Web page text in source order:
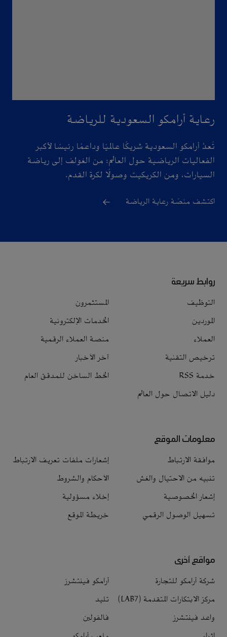
رعاية أرامكو السعودية للرياضة
تُعدُّ أرامكو السعودية شريكًا عالميًا وداعمًا رئيسًا لأكبر
الفعاليات الرياضية حول العالم: من الغولف إلى رياضة
السيارات، ومن الكريكيت وصولًا لكرة القدم.
اكتشف منصّة رعاية الرياضة
روابط سريعة
التوظيف
المستثمرون
الموردين
الخدمات الإلكترونية
العملاء
منصة العملاء الرقمية
ترخيص التقنية
آخر الأخبار
خدمة RSS
الخط الساخن للمدقق العام
دليل الاتصال حول العالم
معلومات الموقع
موافقة الارتباط
إشعارات ملفات تعريف الارتباط
تنبيه من الاحتيال والغش
الأحكام والشروط
إشعار الخصوصية
إخلاء مسؤولية
تسهيل الوصول الرقمي
خريطة الموقع
مواقع أخرى
شركة أرامكو للتجارة
أرامكو فينتشرز
مركز الابتكارات المتقدمة (LAB7)
تليد
واعد فينتشرز
فالفولين